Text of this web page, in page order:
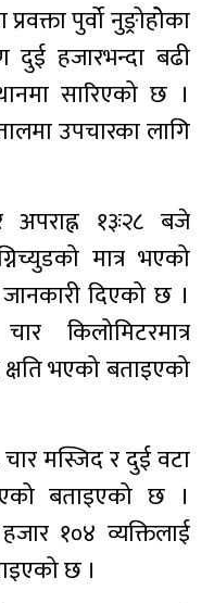
पुर्वो नुङ्रोहोेका
हजारभन्दा बढी
सारिएको छ ।
उपचारका लागि
अपराह्न १३ः२८ बजे
मात्र भएको
दिएको छ ।
किलोमिटरमात्र
भएको बताइएको
मस्जिद र दुई वटा
बताइएको छ ।
१०४ व्यक्तिलाई
छ ।